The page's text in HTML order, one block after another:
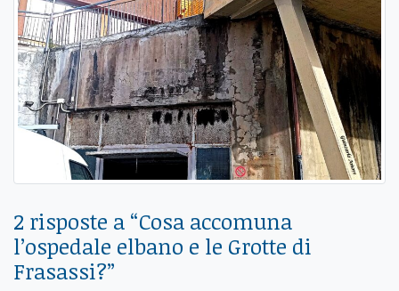
2 risposte a “Cosa accomuna
l’ospedale elbano e le Grotte di
Frasassi?”